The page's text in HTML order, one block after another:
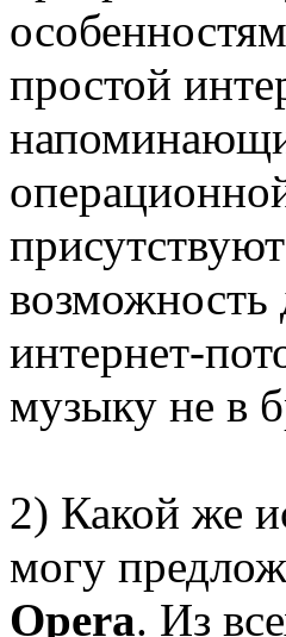
простой
возможность
интернет-
музыку не в
2) Какой же
могу
Opera. Из